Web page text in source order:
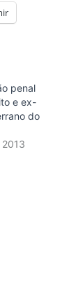
penal
e ex-
do